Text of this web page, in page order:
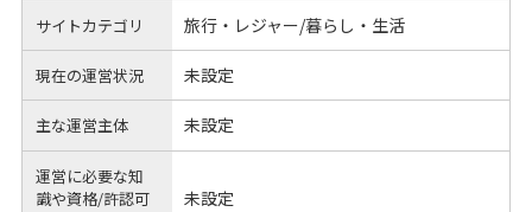
サイトカテゴリ 旅行・レジャー/暮らし・生活
現在の運営状況 未設定
主な運営主体 未設定
運営に必要な知
識や資格/許認可
未設定